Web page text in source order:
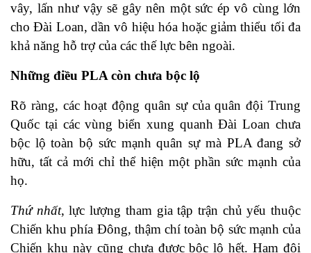
vây, lấn như vậy sẽ gây nên một sức ép vô cùng lớn
cho Đài Loan, dần vô hiệu hóa hoặc giảm thiểu tối đa
khả năng hỗ trợ của các thế lực bên ngoài.
Những điều PLA còn chưa bộc lộ
Rõ ràng, các hoạt động quân sự của quân đội Trung
Quốc tại các vùng biển xung quanh Đài Loan chưa
bộc lộ toàn bộ sức mạnh quân sự mà PLA đang sở
hữu, tất cả mới chỉ thể hiện một phần sức mạnh của
họ.
Thứ nhất, lực lượng tham gia tập trận chủ yếu thuộc
Chiến khu phía Đông, thậm chí toàn bộ sức mạnh của
Chiến khu này cũng chưa được bộc lộ hết. Hạm đội